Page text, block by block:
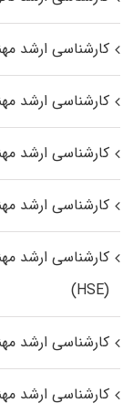
کارشناسی ارشد
کارشناسی ارشد
کارشناسی ارشد
کارشناسی ارشد
کارشناسی ارشد
(HSE)
کارشناسی ارشد
کارشناسی ارشد